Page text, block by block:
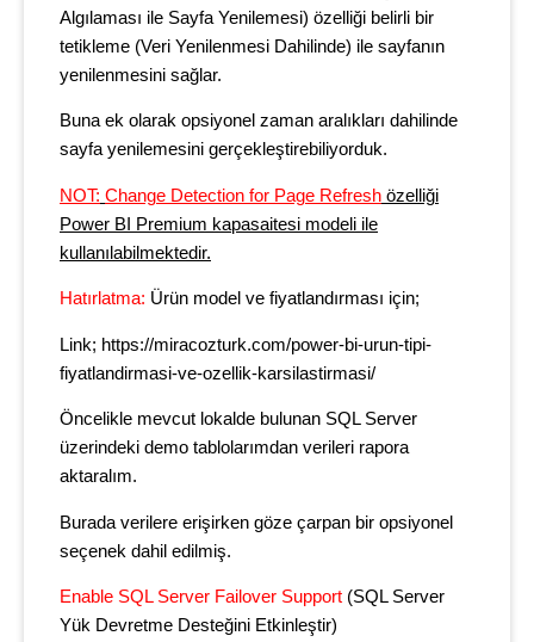
Algılaması ile Sayfa Yenilemesi) özelliği belirli bir
tetikleme (Veri Yenilenmesi Dahilinde) ile sayfanın
yenilenmesini sağlar.
Buna ek olarak opsiyonel zaman aralıkları dahilinde
sayfa yenilemesini gerçekleştirebiliyorduk.
NOT: Change Detection for Page Refresh özelliği
Power BI Premium kapasaitesi modeli ile
kullanılabilmektedir.
Hatırlatma: Ürün model ve fiyatlandırması için;
Link; https://miracozturk.com/power-bi-urun-tipi-
fiyatlandirmasi-ve-ozellik-karsilastirmasi/
Öncelikle mevcut lokalde bulunan SQL Server
üzerindeki demo tablolarımdan verileri rapora
aktaralım.
Burada verilere erişirken göze çarpan bir opsiyonel
seçenek dahil edilmiş.
Enable SQL Server Failover Support (SQL Server
Yük Devretme Desteğini Etkinleştir)